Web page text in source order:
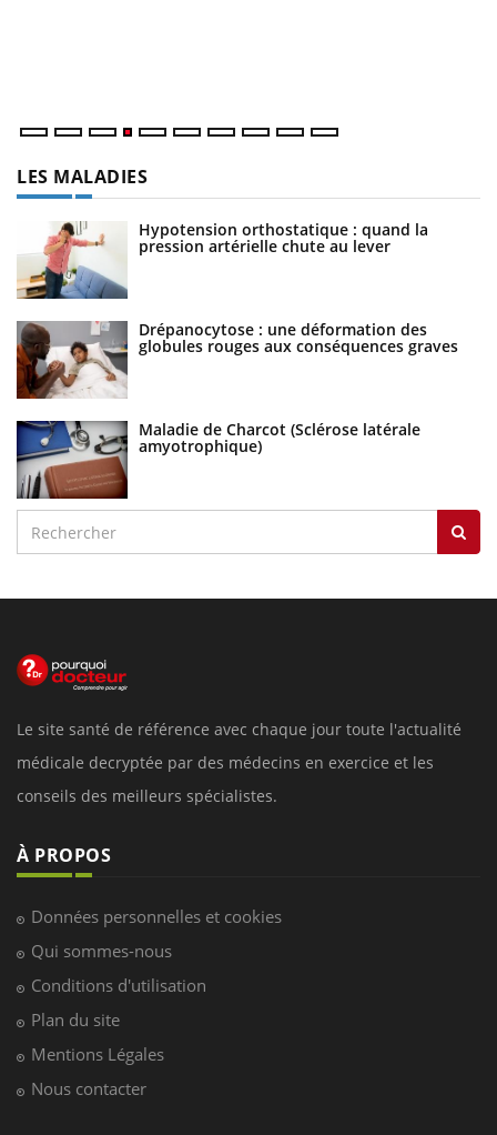
LES MALADIES
Hypotension orthostatique : quand la
pression artérielle chute au lever
Drépanocytose : une déformation des
globules rouges aux conséquences graves
Maladie de Charcot (Sclérose latérale
amyotrophique)
Le site santé de référence avec chaque jour toute l'actualité
médicale decryptée par des médecins en exercice et les
conseils des meilleurs spécialistes.
À PROPOS
Données personnelles et cookies
Qui sommes-nous
Conditions d'utilisation
Plan du site
Mentions Légales
Nous contacter